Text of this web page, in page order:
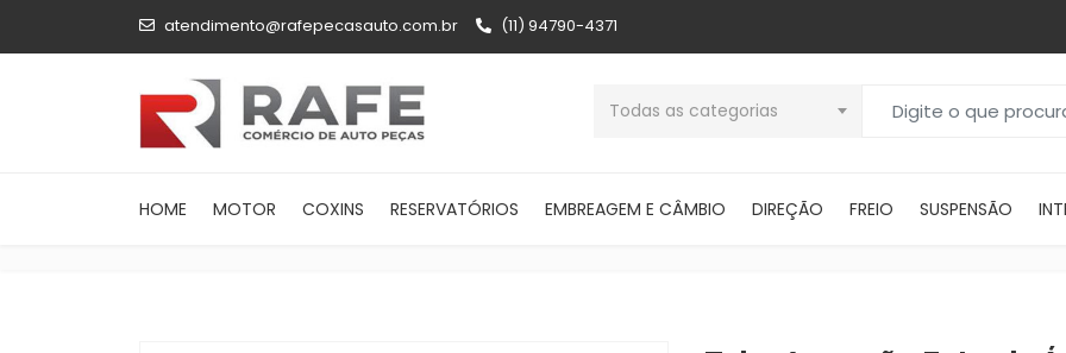
atendimento@rafepecasauto.com.br (11) 94790-4371
Todas as categorias
HOME MOTOR COXINS RESERVATÓRIOS EMBREAGEM E CÂMBIO DIREÇÃO FREIO SUSPENSÃO